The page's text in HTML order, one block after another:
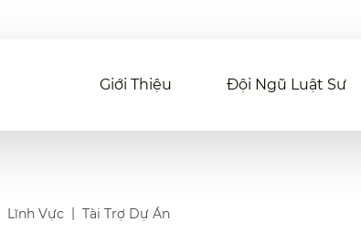
Giới Thiệu Đội Ngũ Luật Sư
Lĩnh Vực Tài Trợ Dự Án